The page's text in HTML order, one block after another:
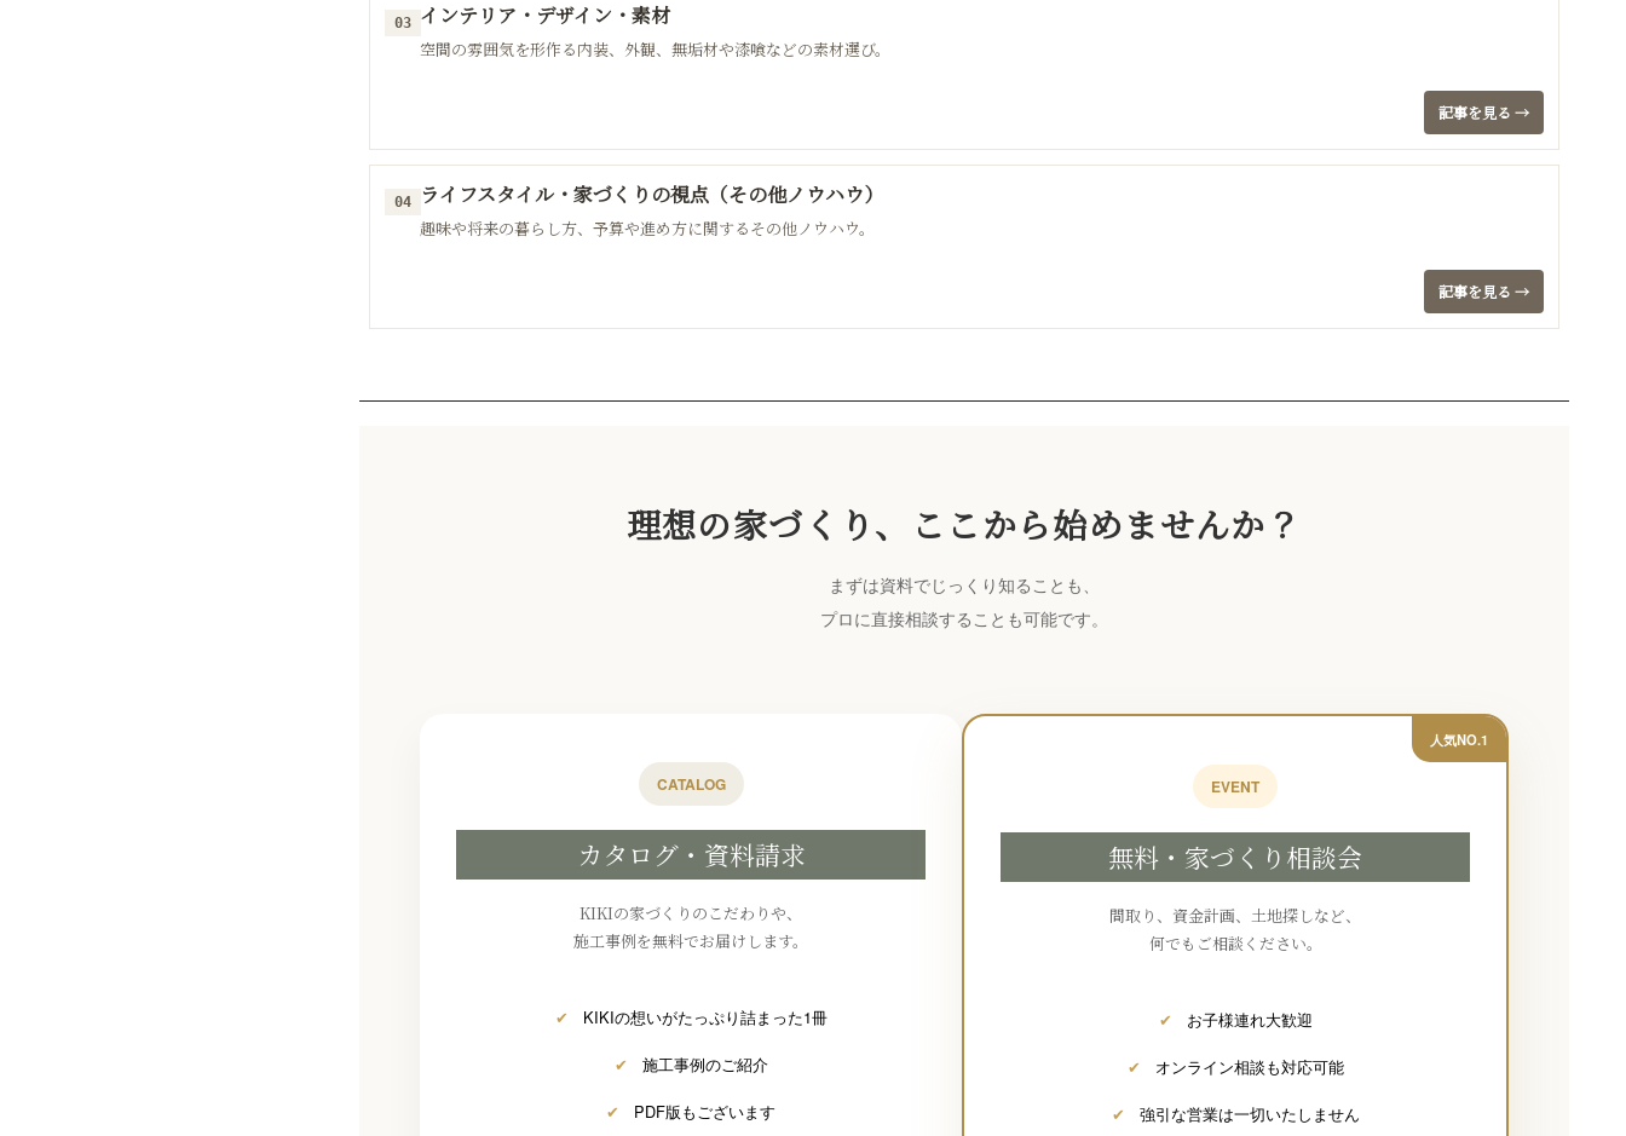
03 インテリア・デザイン・素材
空間の雰囲気を形作る内装、外観、無垢材や漆喰などの素材選び。
記事を見る →
04 ライフスタイル・家づくりの視点（その他ノウハウ）
趣味や将来の暮らし方、予算や進め方に関するその他ノウハウ。
記事を見る →
理想の家づくり、ここから始めませんか？
まずは資料でじっくり知ることも、
プロに直接相談することも可能です。
CATALOG
カタログ・資料請求
KIKIの家づくりのこだわりや、
施工事例を無料でお届けします。
✔ KIKIの想いがたっぷり詰まった1冊
✔ 施工事例のご紹介
✔ PDF版もございます
人気NO.1
EVENT
無料・家づくり相談会
間取り、資金計画、土地探しなど、
何でもご相談ください。
✔ お子様連れ大歓迎
✔ オンライン相談も対応可能
✔ 強引な営業は一切いたしません